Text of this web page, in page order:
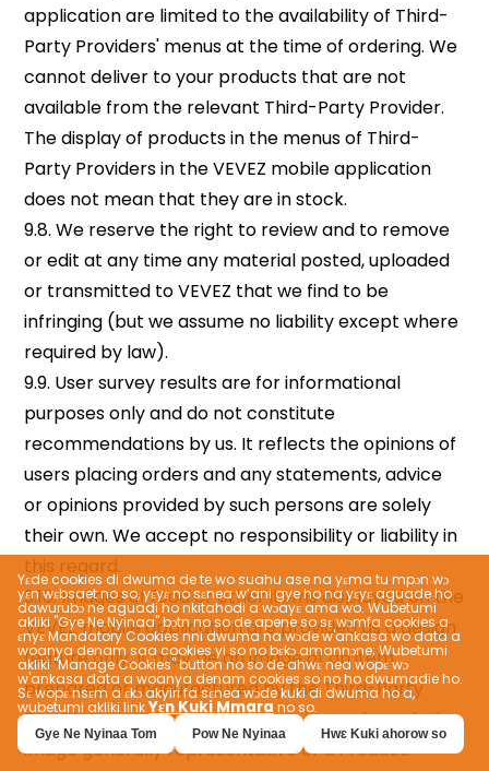
Yɛde cookies di dwuma de te wo suahu ase na yɛma tu mpɔn wɔ
yɛn wɛbsaet no so, yɛyɛ no sɛnea w’ani gye ho na yɛyɛ aguade ho
dawurubɔ ne aguadi ho nkitahodi a wɔayɛ ama wo. Wubetumi
akliki "Gye Ne Nyinaa" bɔtn no so de apene so sɛ wɔmfa cookies a
ɛnyɛ Mandatory Cookies nni dwuma na wɔde w'ankasa wo data a
woanya denam saa cookies yi so no bɛkɔ amannɔne; Wubetumi
akliki "Manage Cookies" button no so de ahwɛ nea wopɛ wɔ
w'ankasa data a woanya denam cookies so no ho dwumadie ho.
Sɛ wopɛ nsɛm a ɛkɔ akyiri fa sɛnea wɔde kuki di dwuma ho a,
wubetumi akliki linkYɛn Kuki Mmara no so.
Gye Ne Nyinaa Tom Pow Ne Nyinaa Hwɛ Kuki ahorow so